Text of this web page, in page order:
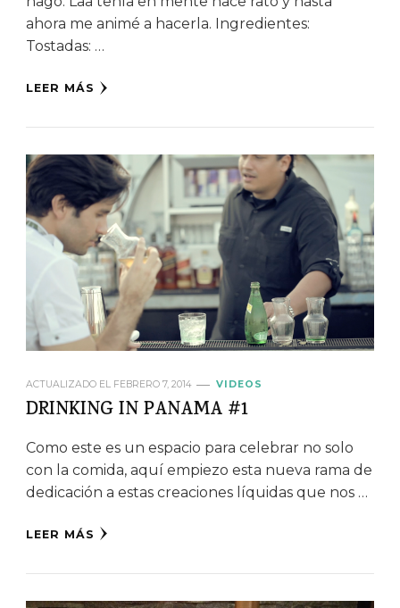
ahora me animé a hacerla. Ingredientes:
Tostadas: …
LEER MÁS
ACTUALIZADO EL FEBRERO 7, 2014 VIDEOS
DRINKING IN PANAMA #1
Como este es un espacio para celebrar no solo
con la comida, aquí empiezo esta nueva rama de
dedicación a estas creaciones líquidas que nos …
LEER MÁS